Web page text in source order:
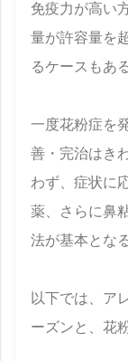
免疫力が高い
量が許容量を
るケースもあ
一度花粉症を
善・完治はき
わず、症状に
薬、さらに鼻
法が基本とな
以下では、ア
ーズンと、花